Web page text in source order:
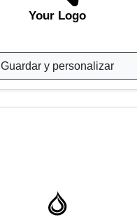
Your Logo
Guardar y personalizar